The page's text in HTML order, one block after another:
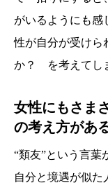
がいるようにも感
性が自分が受けら
か？ を考えてし
女性にもさま
の考え方がある
“類友”という言葉
自分と境遇が似た